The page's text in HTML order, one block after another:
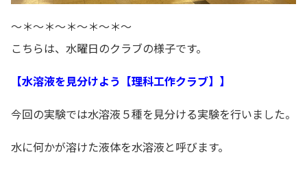
～＊～＊～＊～＊～＊～
こちらは、水曜日のクラブの様子です。
【水溶液を見分けよう【理科工作クラブ】】
今回の実験では水溶液５種を見分ける実験を行いました。
水に何かが溶けた液体を水溶液と呼びます。